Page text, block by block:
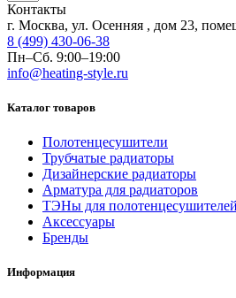
Контакты
г. Москва, ул. Осенняя , дом 23,
8 (499) 430-06-38
Пн–Сб. 9:00–19:00
info@heating-style.ru
Каталог товаров
Полотенцесушители
Трубчатые радиаторы
Дизайнерские радиаторы
Арматура для радиаторов
ТЭНы для полотенцесушителей
Аксессуары
Бренды
Информация